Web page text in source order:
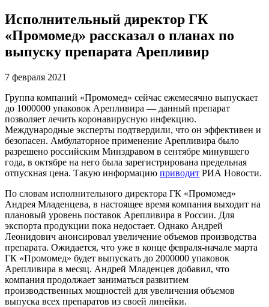
Исполнительный директор ГК
«Промомед» рассказал о планах по
выпуску препарата Арепливир
7 февраля 2021
Группа компаний «Промомед» сейчас ежемесячно выпускает
до 1000000 упаковок Арепливира — данный препарат
позволяет лечить коронавирусную инфекцию.
Международные эксперты подтвердили, что он эффективен и
безопасен. Амбулаторное применение Арепливира было
разрешено российским Минздравом в сентябре минувшего
года, в октябре на него была зарегистрирована предельная
отпускная цена. Такую информацию приводит РИА Новости.
По словам исполнительного директора ГК «Промомед»
Андрея Младенцева, в настоящее время компания выходит на
плановый уровень поставок Арепливира в России. Для
экспорта продукции пока недостает. Однако Андрей
Леонидович анонсировал увеличение объемов производства
препарата. Ожидается, что уже в конце февраля-начале марта
ГК «Промомед» будет выпускать до 2000000 упаковок
Арепливира в месяц. Андрей Младенцев добавил, что
компания продолжает заниматься развитием
производственных мощностей для увеличения объемов
выпуска всех препаратов из своей линейки.